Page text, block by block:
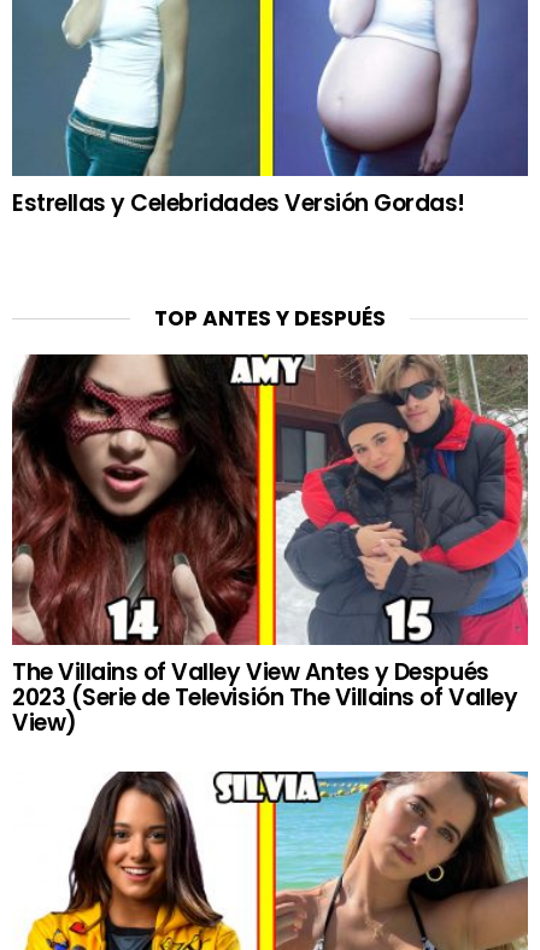
Estrellas y Celebridades Versión Gordas!
TOP ANTES Y DESPUÉS
The Villains of Valley View Antes y Después
2023 (Serie de Televisión The Villains of Valley
View)